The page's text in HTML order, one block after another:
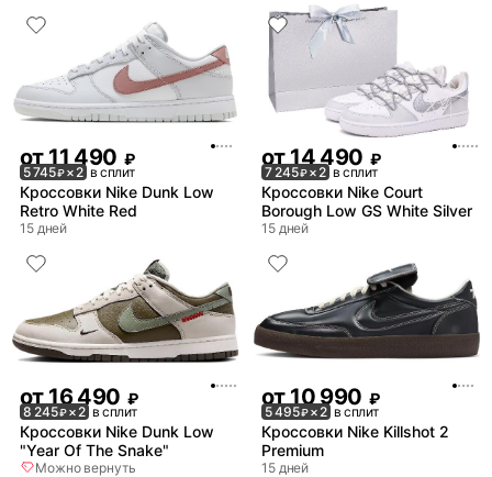
от11 490 ₽
5 745₽× 2 в сплит
Кроссовки Nike Dunk Low
Retro White Red
15 дней
от14 490 ₽
7 245₽× 2 в сплит
Кроссовки Nike Court
Borough Low GS White Silver
15 дней
от 16 490 ₽
8 245₽× 2 в сплит
Кроссовки Nike Dunk Low
"Year Of The Snake"
Можно вернуть
от 10 990 ₽
5 495₽× 2 в сплит
Кроссовки Nike Killshot 2
Premium
15 дней